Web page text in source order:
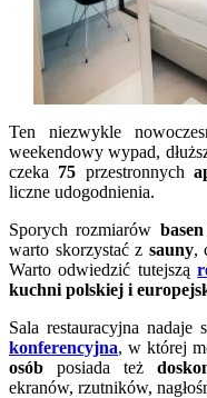
Ten niezwykle
weekendowy wypad,
czeka 75 przestronnych
liczne udogodnienia.
Sporych rozmiarów basen
warto skorzystać z sauny,
Warto odwiedzić tutejszą
kuchni polskiej i
Sala restauracyjna
konferencyjna, w której
osób posiada też
ekranów, rzutników,